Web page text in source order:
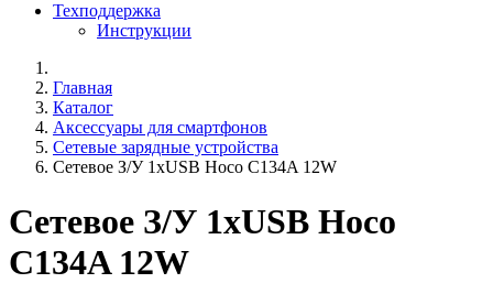
Техподдержка
Инструкции
Главная
Каталог
Аксессуары для смартфонов
Сетевые зарядные устройства
Сетевое З/У 1xUSB Hoco C134A 12W
Сетевое З/У 1xUSB Hoco
C134A 12W